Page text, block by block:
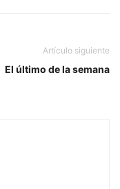
Artículo siguiente
El último de la semana